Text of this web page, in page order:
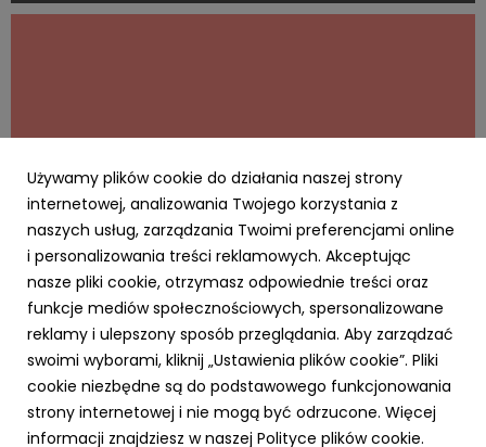
odpowiedzialność i rozsądne planowanie przyszłości.
AKTUALNOŚCI
Cyfrowy Biznes się opłaca – rusza
kampania MRiT i NASK dla MŚP. Za realizację
odpowiada RO
20 kwietnia 2026
Agencja Ro na zlecenie Ministerstwa Rozwoju i
Technologii realizuje kampanię „Cyfrowy Biznes”.
Inicjatywa skierowana do sektora MŚP promuje
Używamy plików cookie do działania naszej strony
internetowej, analizowania Twojego korzystania z
naszych usług, zarządzania Twoimi preferencjami online
i personalizowania treści reklamowych. Akceptując
nasze pliki cookie, otrzymasz odpowiednie treści oraz
funkcje mediów społecznościowych, spersonalizowane
reklamy i ulepszony sposób przeglądania. Aby zarządzać
swoimi wyborami, kliknij „Ustawienia plików cookie”. Pliki
cookie niezbędne są do podstawowego funkcjonowania
strony internetowej i nie mogą być odrzucone. Więcej
informacji znajdziesz w naszej Polityce plików cookie.